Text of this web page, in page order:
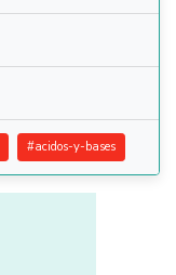
#acidos-y-bases